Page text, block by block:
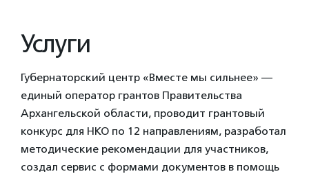
Услуги
Губернаторский центр «Вместе мы сильнее» —
единый оператор грантов Правительства
Архангельской области, проводит грантовый
конкурс для НКО по 12 направлениям, разработал
методические рекомендации для участников,
создал сервис с формами документов в помощь